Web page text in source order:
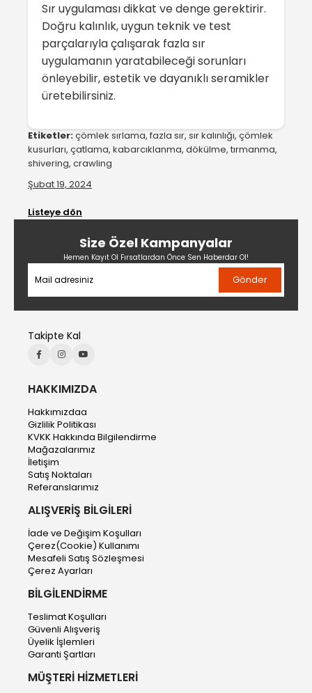
Sır uygulaması dikkat ve denge gerektirir.
Doğru kalınlık, uygun teknik ve test
parçalarıyla çalışarak fazla sır
uygulamanın yaratabileceği sorunları
önleyebilir, estetik ve dayanıklı seramikler
üretebilirsiniz.
Etiketler:çömlek sırlama, fazla sır, sır kalınlığı, çömlek
kusurları, çatlama, kabarcıklanma, dökülme, tırmanma,
shivering, crawling
Şubat 19, 2024
Listeye dön
Size Özel Kampanyalar
Hemen Kayıt Ol Fırsatlardan Önce Sen Haberdar Ol!
Gönder
Takipte Kal
HAKKIMIZDA
Hakkımızdaa
Gizlilik Politikası
KVKK Hakkında Bilgilendirme
Mağazalarımız
İletişim
Satış Noktaları
Referanslarımız
ALIŞVERİŞ BİLGİLERİ
İade ve Değişim Koşulları
Çerez(Cookie) Kullanımı
Mesafeli Satış Sözleşmesi
Çerez Ayarları
BİLGİLENDİRME
Teslimat Koşulları
Güvenli Alışveriş
Üyelik İşlemleri
Garanti Şartları
MÜŞTERİ HİZMETLERİ